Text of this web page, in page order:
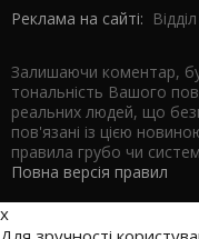
Реклама на сайті:
Залишаючи коментар,
тональність Вашого
реальних людей, що
пов'язані із цією
правила грубо чи
Повна версія правил
x